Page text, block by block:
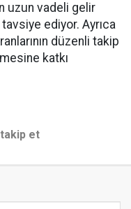
uzun vadeli gelir
tavsiye ediyor. Ayrıca
düzenli takip
katkı
et